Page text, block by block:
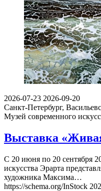
2026-07-23 2026-09-20
Санкт-Петербург,
Музей современного
Выставка
С 20 июня по 20 сентября
искусства Эрарта
художника Максима…
https://schema.org/InStock